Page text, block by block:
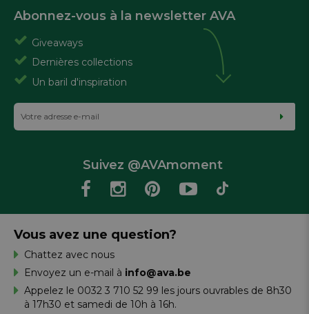
Abonnez-vous à la newsletter AVA
Giveaways
Dernières collections
Un baril d'inspiration
Suivez @AVAmoment
Vous avez une question?
Chattez avec nous
Envoyez un e-mail à info@ava.be
Appelez le 0032 3 710 52 99 les jours ouvrables de 8h30
à 17h30 et samedi de 10h à 16h.